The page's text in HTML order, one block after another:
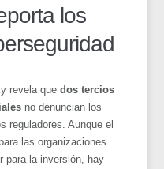
los
revela quedos tercios
no denuncian los
reguladores. Aunque el
las organizaciones
para la inversión, hay